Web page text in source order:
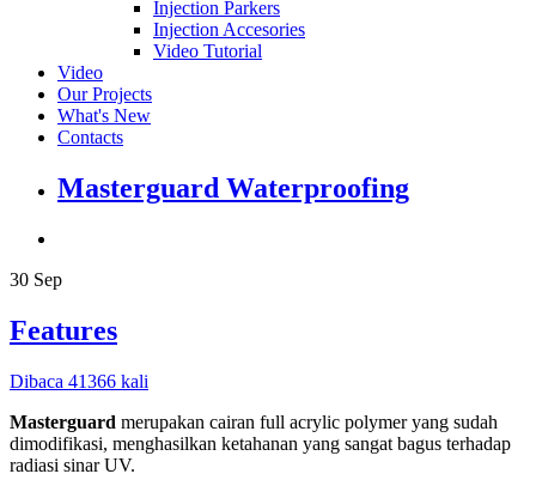
Injection Parkers
Injection Accesories
Video Tutorial
Video
Our Projects
What's New
Contacts
Masterguard Waterproofing
30 Sep
Features
Dibaca 41366 kali
Masterguard merupakan cairan full acrylic polymer yang sudah
dimodifikasi, menghasilkan ketahanan yang sangat bagus terhadap
radiasi sinar UV.